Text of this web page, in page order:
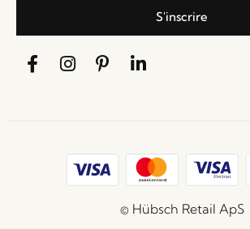
S'inscrire
© Hübsch Retail ApS